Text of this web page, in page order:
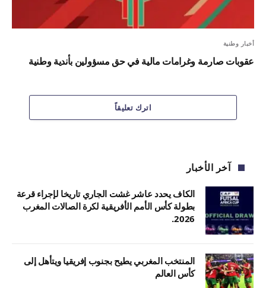
أخبار وطنية
عقوبات صارمة وغرامات مالية في حق مسؤولين بأندية وطنية
اترك تعليقاً
آخر الأخبار
الكاف يحدد عاشر غشت الجاري تاريخا لإجراء قرعة
بطولة كأس الأمم الأفريقية لكرة الصالات المغرب
2026.
المنتخب المغربي يطيح بجنوب إفريقيا ويتأهل إلى
كأس العالم